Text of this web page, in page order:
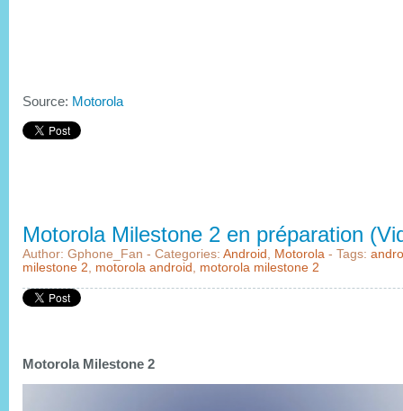
Source: Motorola
Motorola Milestone 2 en préparation
Author: Gphone_Fan - Categories: Android , Motorola - Tags:
milestone 2, motorola android , motorola milestone 2
Motorola Milestone 2